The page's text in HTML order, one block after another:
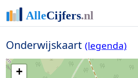
Onderwijskaart (legenda)
+